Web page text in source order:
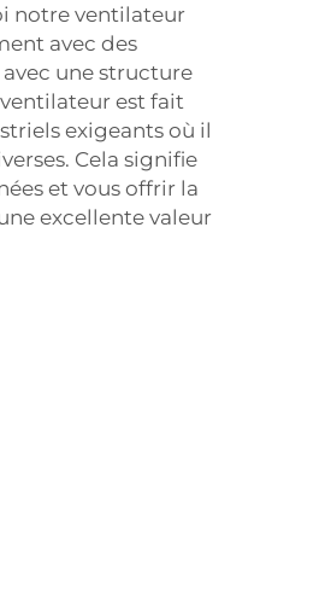
notre ventilateur
avec des
une structure
est fait
exigeants où il
Cela signifie
et vous offrir la
excellente valeur